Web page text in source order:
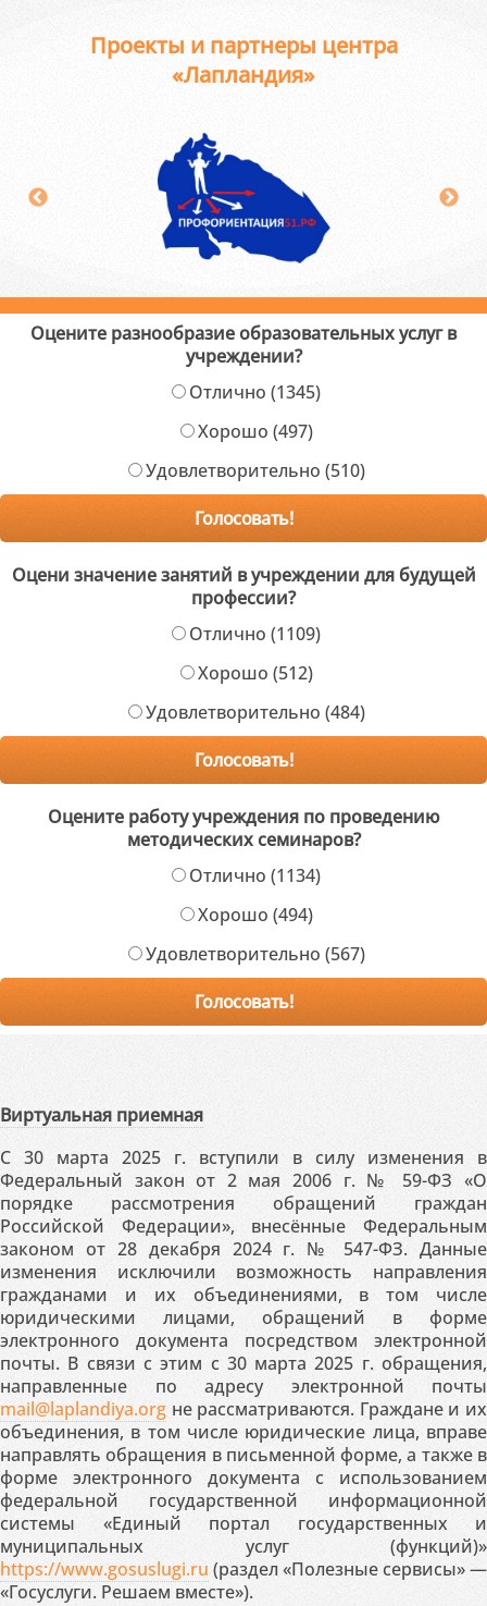
Проекты и партнеры центра
«Лапландия»
Оцените разнообразие образовательных услуг в
учреждении?
Отлично (1345)
Хорошо (497)
Удовлетворительно (510)
Оцени значение занятий в учреждении для будущей
профессии?
Отлично (1109)
Хорошо (512)
Удовлетворительно (484)
Оцените работу учреждения по проведению
методических семинаров?
Отлично (1134)
Хорошо (494)
Удовлетворительно (567)
Виртуальная приемная
С 30 марта 2025 г. вступили в силу изменения в
Федеральный закон от 2 мая 2006 г. № 59-ФЗ «О
порядке рассмотрения обращений граждан
Российской Федерации», внесённые Федеральным
законом от 28 декабря 2024 г. № 547-ФЗ. Данные
изменения исключили возможность направления
гражданами и их объединениями, в том числе
юридическими лицами, обращений в форме
электронного документа посредством электронной
почты. В связи с этим с 30 марта 2025 г. обращения,
направленные по адресу электронной почты
mail@laplandiya.org не рассматриваются. Граждане и их
объединения, в том числе юридические лица, вправе
направлять обращения в письменной форме, а также в
форме электронного документа с использованием
федеральной государственной информационной
системы «Единый портал государственных и
муниципальных услуг (функций)»
https://www.gosuslugi.ru (раздел «Полезные сервисы» —
«Госуслуги. Решаем вместе»).